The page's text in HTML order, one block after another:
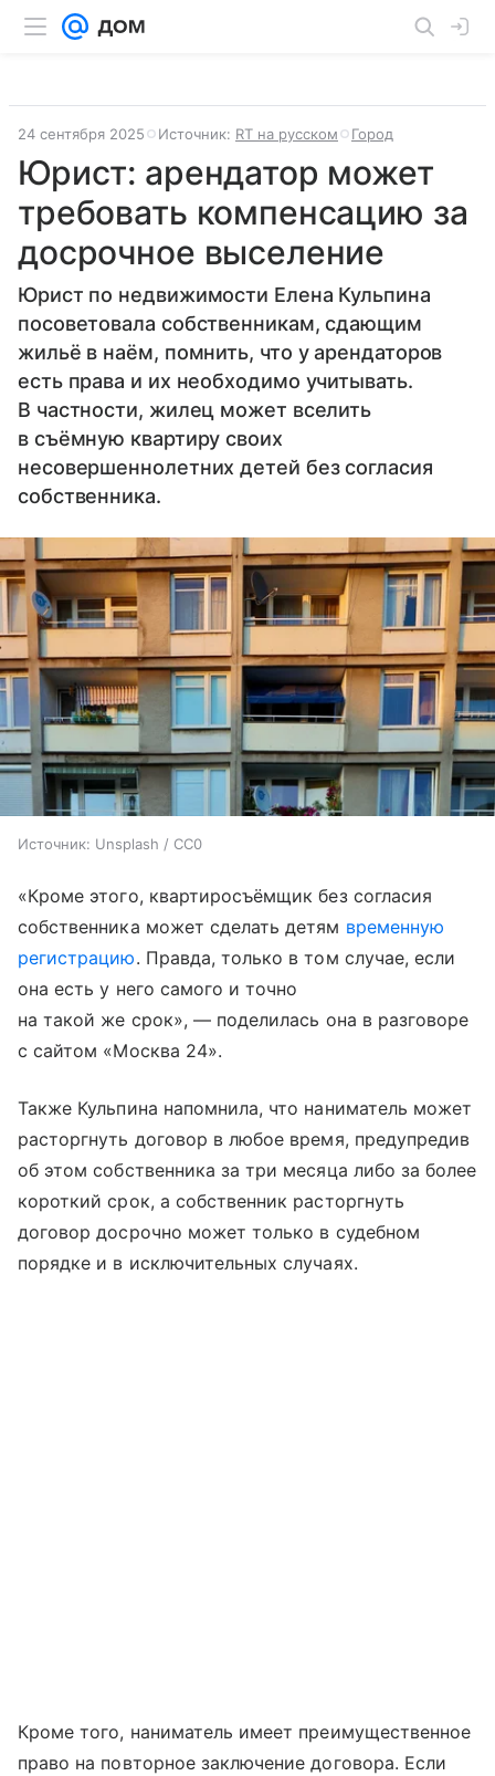
24 сентября 2025 Источник: RT на русском Город
Юрист: арендатор может
требовать компенсацию за
досрочное выселение
Юрист по недвижимости Елена Кульпина
посоветовала собственникам, сдающим
жильё в наём, помнить, что у арендаторов
есть права и их необходимо учитывать.
В частности, жилец может вселить
в съёмную квартиру своих
несовершеннолетних детей без согласия
собственника.
Источник: Unsplash / CC0
«Кроме этого, квартиросъёмщик без согласия
собственника может сделать детям временную
регистрацию. Правда, только в том случае, если
она есть у него самого и точно
на такой же срок», — поделилась она в разговоре
с сайтом «Москва 24».
Также Кульпина напомнила, что наниматель может
расторгнуть договор в любое время, предупредив
об этом собственника за три месяца либо за более
короткий срок, а собственник расторгнуть
договор досрочно может только в судебном
порядке и в исключительных случаях.
Кроме того, наниматель имеет преимущественное
право на повторное заключение договора. Если